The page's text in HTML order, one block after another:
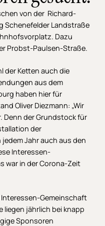
von der Richard-
Schenefelder Landstraße
Dazu
Probst-Paulsen-Straße.
der Ketten auch die
aus dem
haben hier für
Oliver Diezmann: „Wir
Denn der Grundstock für
der
Jahr auch aus den
Interessen-
war in der Corona-Zeit
Gemeinschaft
liegen jährlich bei knapp
Sponsoren